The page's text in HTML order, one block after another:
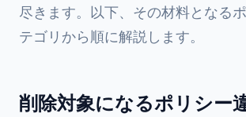
尽きます。以下、その材料となる
テゴリから順に解説します。
削除対象になるポリシー